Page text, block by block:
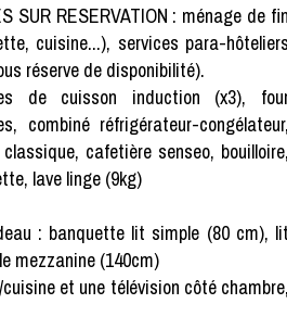
SUR RESERVATION : ménage de
cuisine...), services para-
réserve de disponibilité).
de cuisson induction (x3),
combiné réfrigérateur-
cafetière senseo,
lave linge (9kg)
: banquette lit simple (80 cm),
mezzanine (140cm)
et une télévision côté